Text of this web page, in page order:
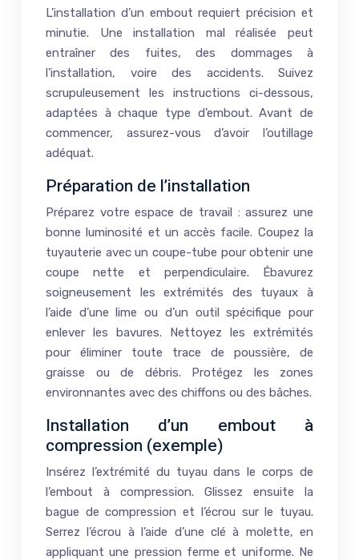
L’installation d’un embout requiert précision et
minutie. Une installation mal réalisée peut
entraîner des fuites, des dommages à
l’installation, voire des accidents. Suivez
scrupuleusement les instructions ci-dessous,
adaptées à chaque type d’embout. Avant de
commencer, assurez-vous d’avoir l’outillage
adéquat.
Préparation de l’installation
Préparez votre espace de travail : assurez une
bonne luminosité et un accès facile. Coupez la
tuyauterie avec un coupe-tube pour obtenir une
coupe nette et perpendiculaire. Ébavurez
soigneusement les extrémités des tuyaux à
l’aide d’une lime ou d’un outil spécifique pour
enlever les bavures. Nettoyez les extrémités
pour éliminer toute trace de poussière, de
graisse ou de débris. Protégez les zones
environnantes avec des chiffons ou des bâches.
Installation d’un embout à
compression (exemple)
Insérez l’extrémité du tuyau dans le corps de
l’embout à compression. Glissez ensuite la
bague de compression et l’écrou sur le tuyau.
Serrez l’écrou à l’aide d’une clé à molette, en
appliquant une pression ferme et uniforme. Ne